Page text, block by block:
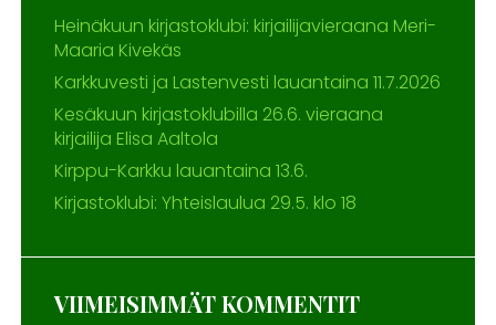
Heinäkuun kirjastoklubi: kirjailijavieraana Meri-
Maaria Kivekäs
Karkkuvesti ja Lastenvesti lauantaina 11.7.2026
Kesäkuun kirjastoklubilla 26.6. vieraana
kirjailija Elisa Aaltola
Kirppu-Karkku lauantaina 13.6.
Kirjastoklubi: Yhteislaulua 29.5. klo 18
VIIMEISIMMÄT KOMMENTIT